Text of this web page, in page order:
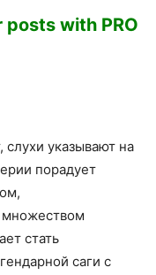
with PRO
указывают на
порадует
множеством
стать
саги с